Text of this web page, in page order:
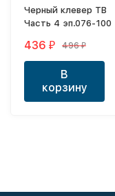
Черный клевер ТВ
Часть 4 эп.076-100
436 ₽ 496₽
В
корзину